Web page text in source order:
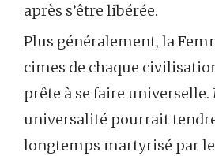
après s’être libérée.
Plus généralement, la
cimes de chaque
prête à se faire universelle.
universalité pourrait
longtemps martyrisé par